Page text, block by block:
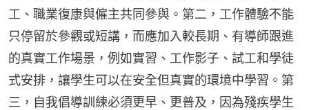
工、職業復康與僱主共同參與。第二，工作體驗不能
只停留於參觀或短講，而應加入較長期、有導師跟進
的真實工作場景，例如實習、工作影子、試工和學徒
式安排，讓學生可以在安全但真實的環境中學習。第
三，自我倡導訓練必須更早、更普及，因為殘疾學生